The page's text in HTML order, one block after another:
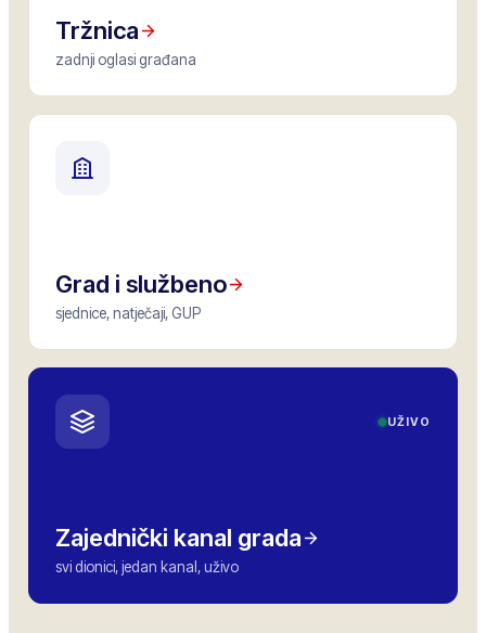
Tržnica
zadnji oglasi građana
Grad i službeno
sjednice, natječaji, GUP
UŽIVO
Zajednički kanal grada
svi dionici, jedan kanal, uživo